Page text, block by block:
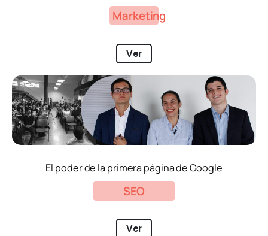
Marketing
Ver
El poder de la primera página de Google
SEO
Ver